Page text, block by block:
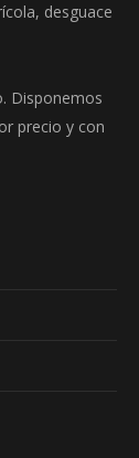
desguace
Disponemos
precio y con